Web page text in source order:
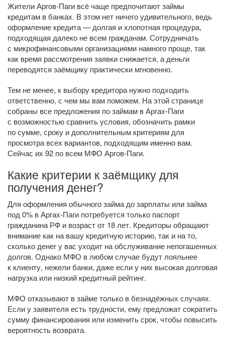
Жители Аргов-Паги всё чаще предпочитают займы
кредитам в банках. В этом нет ничего удивительного, ведь
оформление кредита — долгая и хлопотная процедура,
подходящая далеко не всем гражданам. Сотрудничать
с микрофинансовыми организациями намного проще, так
как время рассмотрения заявки снижается, а деньги
переводятся заёмщику практически мгновенно.
Тем не менее, к выбору кредитора нужно подходить
ответственно, с чем мы вам поможем. На этой странице
собраны все предложения по займам в Аргах-Паги
с возможностью сравнить условия, обозначить рамки
по сумме, сроку и дополнительным критериям для
просмотра всех вариантов, подходящим именно вам.
Сейчас их 92 по всем МФО Аргов-Паги.
Какие критерии к заёмщику для
получения денег?
Для оформления обычного займа до зарплаты или займа
под 0% в Аргах-Паги потребуется только паспорт
гражданина РФ и возраст от 18 лет. Кредиторы обращают
внимание как на вашу кредитную историю, так и на то,
сколько денег у вас уходит на обслуживание непогашенных
долгов. Однако МФО в любом случае будут лояльнее
к клиенту, нежели банки, даже если у них высокая долговая
нагрузка или низкий кредитный рейтинг.
МФО отказывают в займе только в безнадёжных случаях.
Если у заявителя есть трудности, ему предложат сократить
сумму финансирования или изменить срок, чтобы повысить
вероятность возврата.